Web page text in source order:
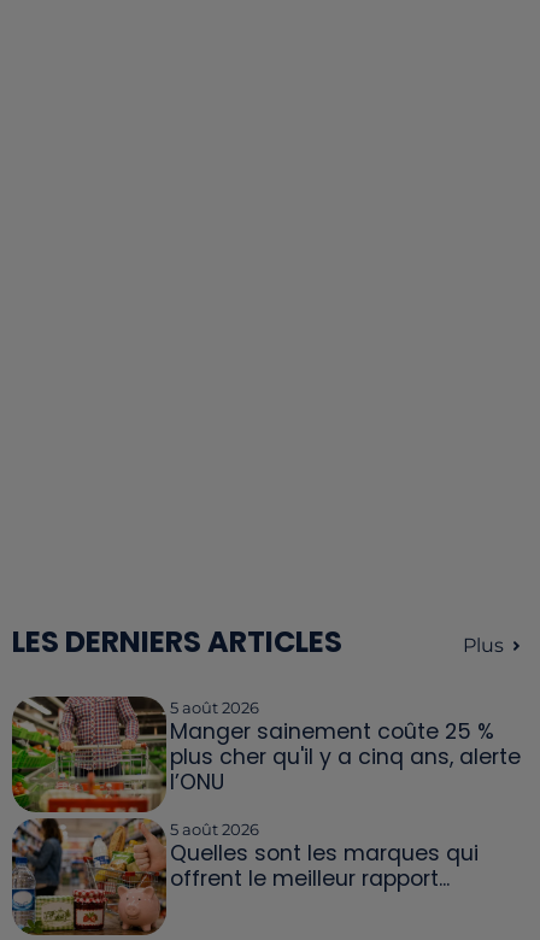
LES DERNIERS ARTICLES Plus
5 août 2026
Manger sainement coûte 25 %
plus cher qu'il y a cinq ans, alerte
l’ONU
5 août 2026
Quelles sont les marques qui
offrent le meilleur rapport...